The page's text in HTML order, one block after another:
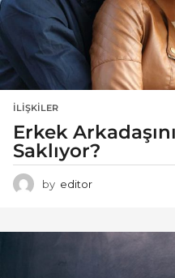
İLIŞKILER
Erkek
Saklıyor?
by editor